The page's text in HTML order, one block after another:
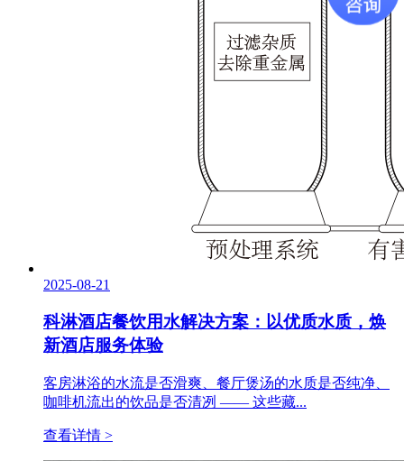
2025-08-21
科淋酒店餐饮用水解决方案：以优质水质，焕
新酒店服务体验
客房淋浴的水流是否滑爽、餐厅煲汤的水质是否纯净、
咖啡机流出的饮品是否清冽 —— 这些藏...
查看详情 >